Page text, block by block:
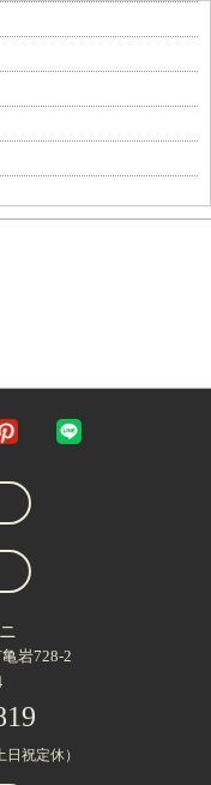
岩728-2
祝定休）